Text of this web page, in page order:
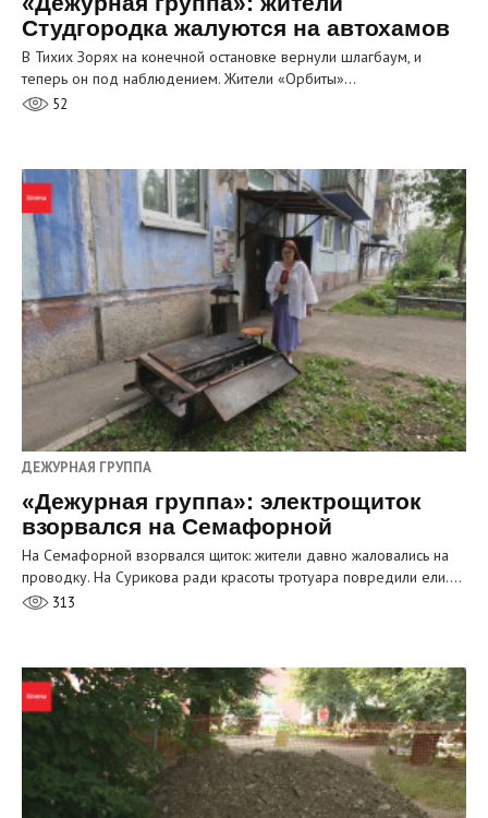
Студгородка жалуются на автохамов
В Тихих Зорях на конечной остановке вернули шлагбаум, и
теперь он под наблюдением. Жители «Орбиты»…
52
ДЕЖУРНАЯ ГРУППА
«Дежурная группа»: электрощиток
взорвался на Семафорной
На Семафорной взорвался щиток: жители давно жаловались на
проводку. На Сурикова ради красоты тротуара повредили ели.…
313